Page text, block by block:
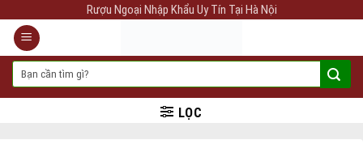
content
Rượu Ngoại Nhập Khẩu Uy Tín Tại Hà Nội
kiếm:
LỌC